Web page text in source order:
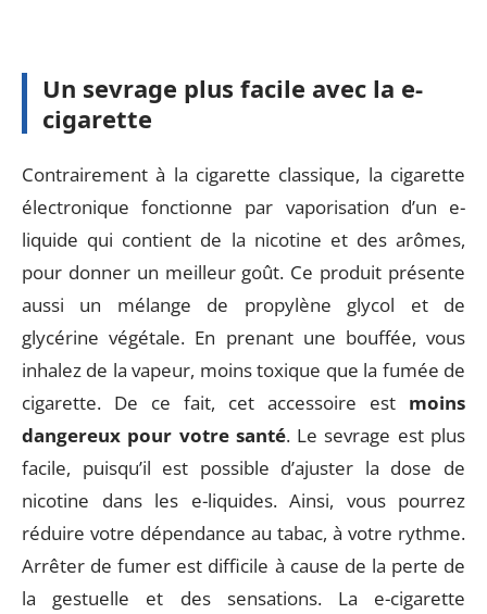
Un sevrage plus facile avec la e-
cigarette
Contrairement à la cigarette classique, la cigarette
électronique fonctionne par vaporisation d’un e-
liquide qui contient de la nicotine et des arômes,
pour donner un meilleur goût. Ce produit présente
aussi un mélange de propylène glycol et de
glycérine végétale. En prenant une bouffée, vous
inhalez de la vapeur, moins toxique que la fumée de
cigarette. De ce fait, cet accessoire est moins
dangereux pour votre santé. Le sevrage est plus
facile, puisqu’il est possible d’ajuster la dose de
nicotine dans les e-liquides. Ainsi, vous pourrez
réduire votre dépendance au tabac, à votre rythme.
Arrêter de fumer est difficile à cause de la perte de
la gestuelle et des sensations. La e-cigarette